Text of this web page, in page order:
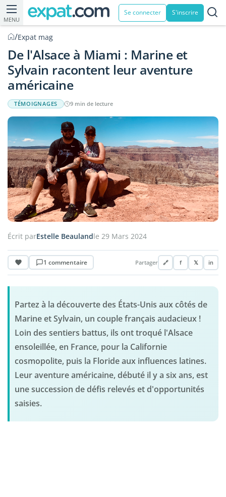
MENU
Se connecter S'inscrire
/Expat mag
De l'Alsace à Miami : Marine et
Sylvain racontent leur aventure
américaine
TÉMOIGNAGES 9 min de lecture
Écrit parEstelle Beaulandle 29 Mars 2024
1 commentaire Partager 🔗 f 𝕏 in
Partez à la découverte des États-Unis aux côtés de
Marine et Sylvain, un couple français audacieux !
Loin des sentiers battus, ils ont troqué l'Alsace
ensoleillée, en France, pour la Californie
cosmopolite, puis la Floride aux influences latines.
Leur aventure américaine, débuté il y a six ans, est
une succession de défis relevés et d'opportunités
saisies.